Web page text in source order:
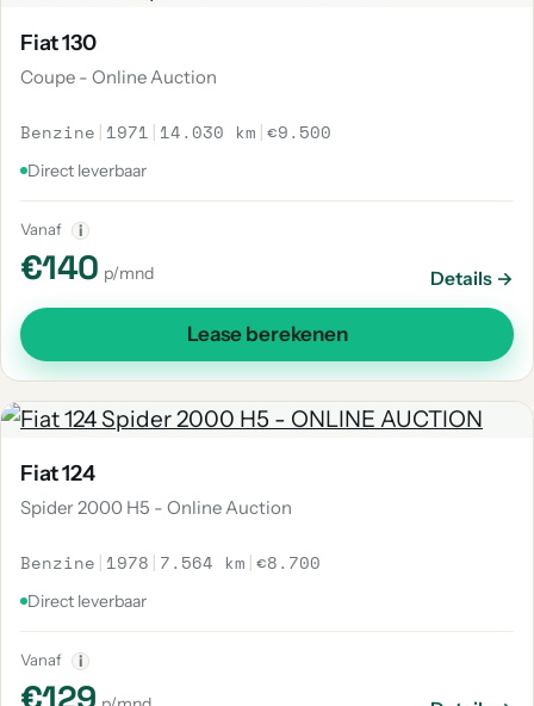
Fiat 130
Coupe - Online Auction
Benzine | 1971 | 14.030 km |€9.500
Direct leverbaar
Vanaf i
€140 p/mnd Details →
Lease berekenen
Fiat 124
Spider 2000 H5 - Online Auction
Benzine | 1978 | 7.564 km |€8.700
Direct leverbaar
Vanaf i